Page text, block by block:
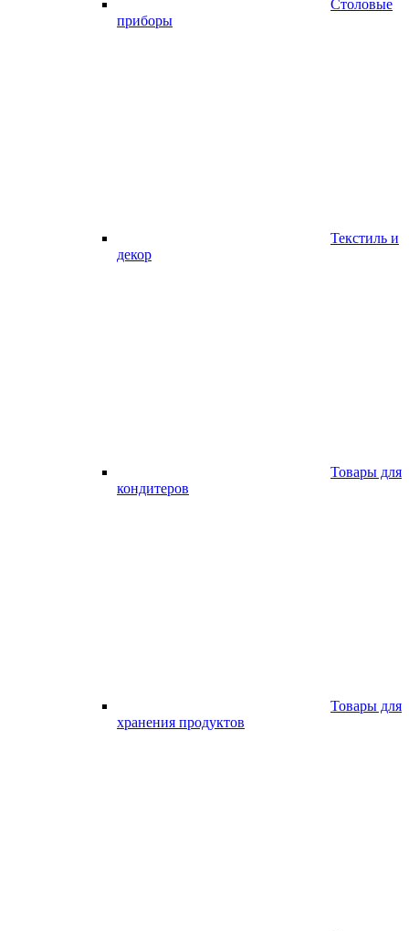
Столовые
приборы
Текстиль и
декор
Товары для
кондитеров
Товары для
хранения продуктов